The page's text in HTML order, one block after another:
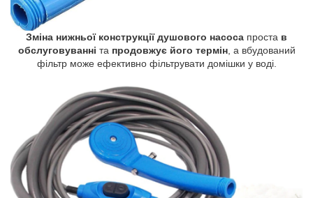
Зміна нижньої конструкції душового насоса проста в
обслуговуванні та продовжує його термін, а вбудований
фільтр може ефективно фільтрувати домішки у воді.